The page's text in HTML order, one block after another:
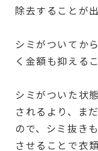
除去することが
シミがついてか
く金額も抑える
シミがついた状
されるより、ま
ので、シミ抜き
させることで衣